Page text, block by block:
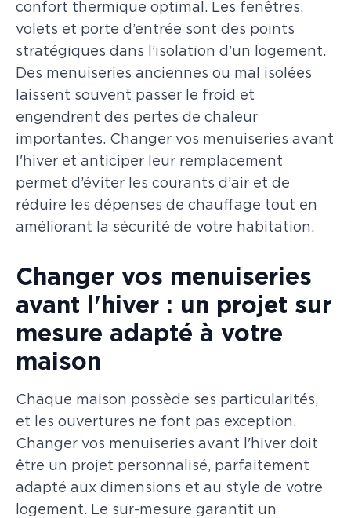
confort thermique optimal. Les fenêtres,
volets et porte d’entrée sont des points
stratégiques dans l’isolation d’un logement.
Des menuiseries anciennes ou mal isolées
laissent souvent passer le froid et
engendrent des pertes de chaleur
importantes. Changer vos menuiseries avant
l'hiver et anticiper leur remplacement
permet d’éviter les courants d’air et de
réduire les dépenses de chauffage tout en
améliorant la sécurité de votre habitation.
Changer vos menuiseries
avant l'hiver : un projet sur
mesure adapté à votre
maison
Chaque maison possède ses particularités,
et les ouvertures ne font pas exception.
Changer vos menuiseries avant l'hiver doit
être un projet personnalisé, parfaitement
adapté aux dimensions et au style de votre
logement. Le sur-mesure garantit un